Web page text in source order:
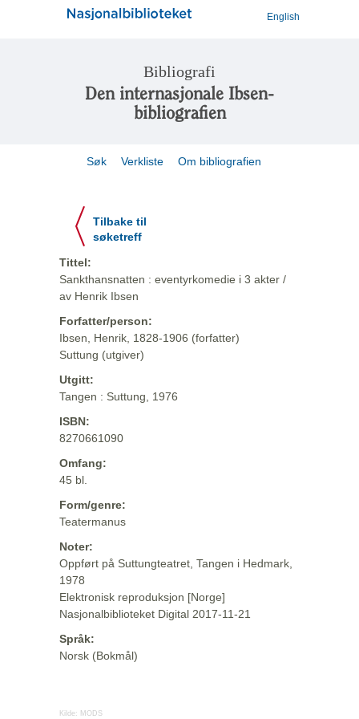
English
Bibliografi
Den internasjonale Ibsen-
bibliografien
Søk Verkliste Om bibliografien
Tilbake til
søketreff
Tittel:
Sankthansnatten : eventyrkomedie i 3 akter /
av Henrik Ibsen
Forfatter/person:
Ibsen, Henrik, 1828-1906 (forfatter)
Suttung (utgiver)
Utgitt:
Tangen : Suttung, 1976
ISBN:
8270661090
Omfang:
45 bl.
Form/genre:
Teatermanus
Noter:
Oppført på Suttungteatret, Tangen i Hedmark,
1978
Elektronisk reproduksjon [Norge]
Nasjonalbiblioteket Digital 2017-11-21
Språk:
Norsk (Bokmål)
Kilde: MODS